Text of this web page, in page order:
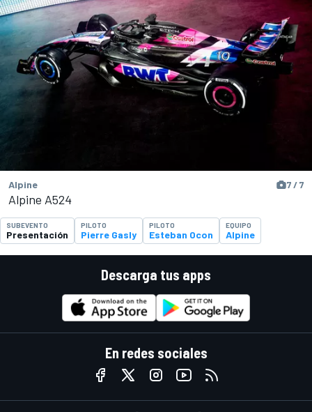
Alpine 7 / 7
Alpine A524
SUBEVENTO
Presentación
PILOTO
Pierre Gasly
PILOTO
Esteban Ocon
EQUIPO
Alpine
Descarga tus apps
En redes sociales